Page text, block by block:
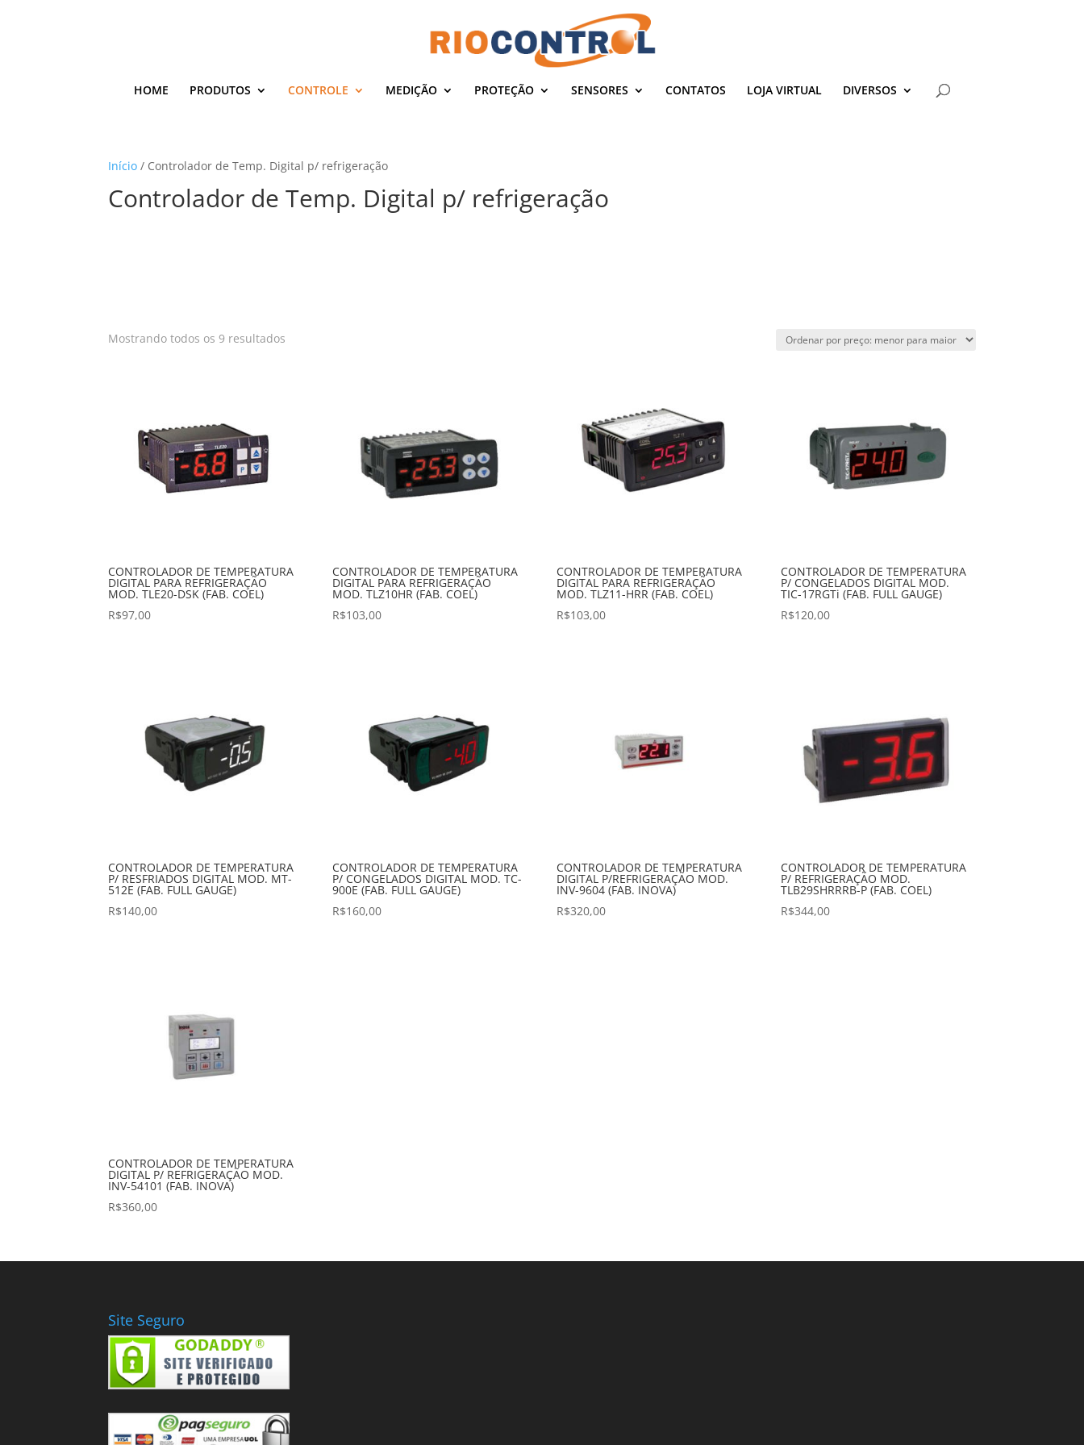
HOME PRODUTOS CONTROLE MEDIÇÃO PROTEÇÃO SENSORES CONTATOS LOJA VIRTUAL DIVERSOS
Início / Controlador de Temp. Digital p/ refrigeração
Controlador de Temp. Digital p/ refrigeração
Mostrando todos os 9 resultados
CONTROLADOR DE TEMPERATURA
DIGITAL PARA REFRIGERAÇÃO
MOD. TLE20-DSK (FAB. COEL)
R$97,00
CONTROLADOR DE TEMPERATURA
DIGITAL PARA REFRIGERAÇÃO
MOD. TLZ10HR (FAB. COEL)
R$103,00
CONTROLADOR DE TEMPERATURA
DIGITAL PARA REFRIGERAÇÃO
MOD. TLZ11-HRR (FAB. COEL)
R$103,00
CONTROLADOR DE TEMPERATURA
P/ CONGELADOS DIGITAL MOD.
TIC-17RGTi (FAB. FULL GAUGE)
R$120,00
CONTROLADOR DE TEMPERATURA
P/ RESFRIADOS DIGITAL MOD. MT-
512E (FAB. FULL GAUGE)
R$140,00
CONTROLADOR DE TEMPERATURA
P/ CONGELADOS DIGITAL MOD. TC-
900E (FAB. FULL GAUGE)
R$160,00
CONTROLADOR DE TEMPERATURA
DIGITAL P/REFRIGERAÇÃO MOD.
INV-9604 (FAB. INOVA)
R$320,00
CONTROLADOR DE TEMPERATURA
P/ REFRIGERAÇÃO MOD.
TLB29SHRRRB-P (FAB. COEL)
R$344,00
CONTROLADOR DE TEMPERATURA
DIGITAL P/ REFRIGERAÇÃO MOD.
INV-54101 (FAB. INOVA)
R$360,00
Site Seguro